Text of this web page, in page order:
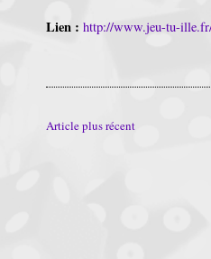
Lien : http://www.jeu-tu-
Article plus récent